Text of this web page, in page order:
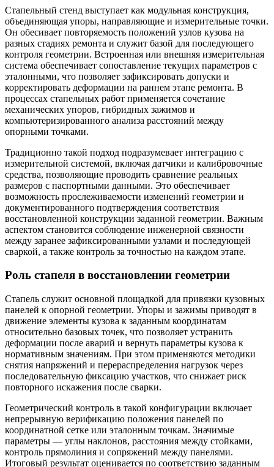
Стапельный стенд выступает как модульная конструкция,
объединяющая упоры, направляющие и измерительные точки.
Он обесивает повторяемость положений узлов кузова на
разных стадиях ремонта и служит базой для последующего
контроля геометрии. Встроенная или внешняя измерительная
система обеспечивает сопоставление текущих параметров с
эталонными, что позволяет зафиксировать допуски и
корректировать деформации на раннем этапе ремонта. В
процессах стапельных работ применяется сочетание
механических упоров, гибридных зажимов и
компьютеризированного анализа расстояний между
опорными точками.
Традиционно такой подход подразумевает интеграцию с
измерительной системой, включая датчики и калибровочные
средства, позволяющие проводить сравнение реальных
размеров с паспортными данными. Это обеспечивает
возможность прослеживаемости изменений геометрии и
документированного подтверждения соответствия
восстановленной конструкции заданной геометрии. Важным
аспектом становится соблюдение инженерной связности
между заранее зафиксированными узлами и последующей
сваркой, а также контроль за точностью на каждом этапе.
Роль стапеля в восстановлении геометрии
Стапель служит основной площадкой для привязки кузовных
панелей к опорной геометрии. Упоры и зажимы приводят в
движение элементы кузова к заданным координатам
относительно базовых точек, что позволяет устранить
деформации после аварий и вернуть параметры кузова к
нормативным значениям. При этом применяются методики
снятия напряжений и перераспределения нагрузок через
последовательную фиксацию участков, что снижает риск
повторного искажения после сварки.
Геометрический контроль в такой конфигурации включает
непрерывную верификацию положения панелей по
координатной сетке или эталонным точкам. Значимые
параметры — углы наклонов, расстояния между стойками,
контроль прямолиния и сопряжений между панелями.
Итоговый результат оценивается по соответствию заданным